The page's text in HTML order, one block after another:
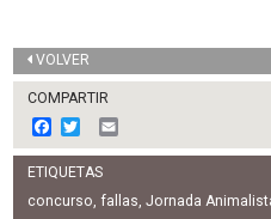
VOLVER
COMPARTIR
F
a
c
e
b
w
i
t
t
m
l
ETIQUETAS
concurso,fallas,Jornada